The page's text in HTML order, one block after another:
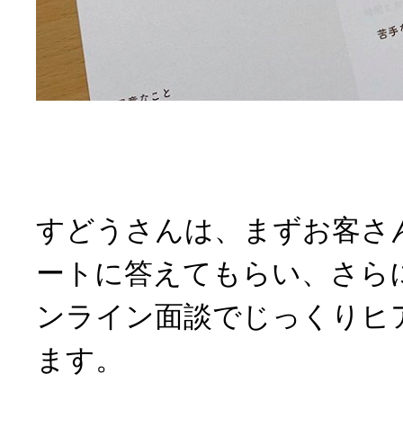
すどうさんは、まずお客さ
ートに答えてもらい、さら
ンライン面談でじっくり
ます。